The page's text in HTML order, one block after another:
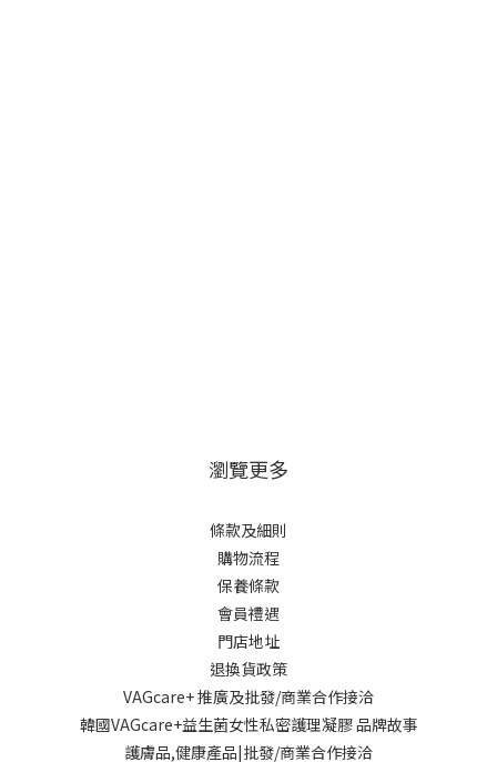
瀏覽更多
條款及細則
購物流程
保養條款
會員禮遇
門店地址
退換貨政策
VAGcare+ 推廣及批發/商業合作接洽
韓國VAGcare+益生菌女性私密護理凝膠 品牌故事
護膚品,健康產品|批發/商業合作接洽